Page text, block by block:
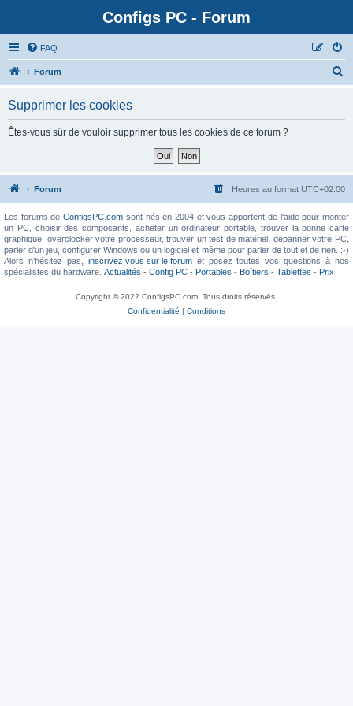
Configs PC - Forum
FAQ
Forum
Supprimer les cookies
Êtes-vous sûr de vouloir supprimer tous les cookies de ce forum ?
Forum Heures au format UTC+02:00
Les forums deConfigsPC.com sont nés en 2004 et vous apportent de l'aide pour monter
un PC, choisir des composants, acheter un ordinateur portable, trouver la bonne carte
graphique, overclocker votre processeur, trouver un test de matériel, dépanner votre PC,
parler d'un jeu, configurer Windows ou un logiciel et même pour parler de tout et de rien. :-)
Alors n'hésitez pas, inscrivez vous sur le forumet posez toutes vos questions à nos
spécialistes du hardware. Actualités - Config PC - Portables - Boîtiers - Tablettes - Prix
Copyright © 2022 ConfigsPC.com. Tous droits réservés.
Confidentialité | Conditions